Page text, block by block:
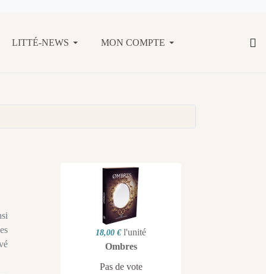
LITTÉ-NEWS MON COMPTE
18,00 € l'unité
Ombres
Pas de vote